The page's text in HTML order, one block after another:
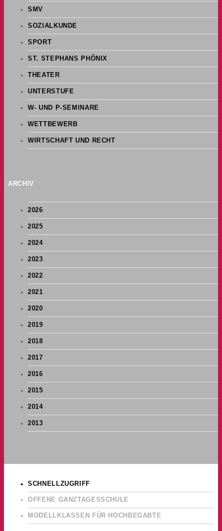
SMV
SOZIALKUNDE
SPORT
ST. STEPHANS PHÖNIX
THEATER
UNTERSTUFE
W- UND P-SEMINARE
WETTBEWERB
WIRTSCHAFT UND RECHT
ARCHIV
2026
2025
2024
2023
2022
2021
2020
2019
2018
2017
2016
2015
2014
2013
SCHNELLZUGRIFF
OFFENE GANZTAGESSCHULE
MODELLKLASSEN FÜR HOCHBEGABTE